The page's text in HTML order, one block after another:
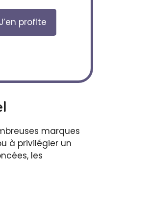
J’en profite
marques
à privilégier un
les